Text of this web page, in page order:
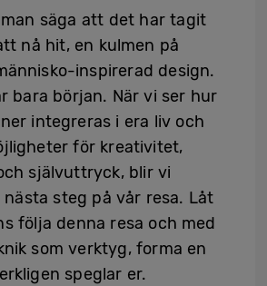
säga att det har tagit
nå hit, en kulmen på
inspirerad design.
bara början. När vi ser hur
integreras i era liv och
för kreativitet,
självuttryck, blir vi
steg på vår resa. Låt
följa denna resa och med
som verktyg, forma en
speglar er.